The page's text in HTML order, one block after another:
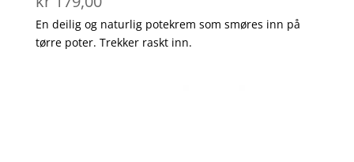
En deilig og naturlig potekrem som smøres inn på
tørre poter. Trekker raskt inn.